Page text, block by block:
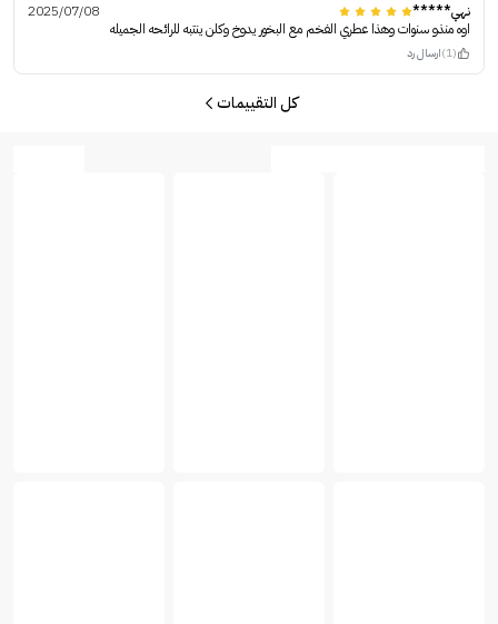
نهي*****
2025/07/08
اوه منذو سنوات وهذا عطري الفخم مع البخور يدوخ وكلن ينتبه للرائحه الجميله
(1) ارسال رد
كل التقييمات